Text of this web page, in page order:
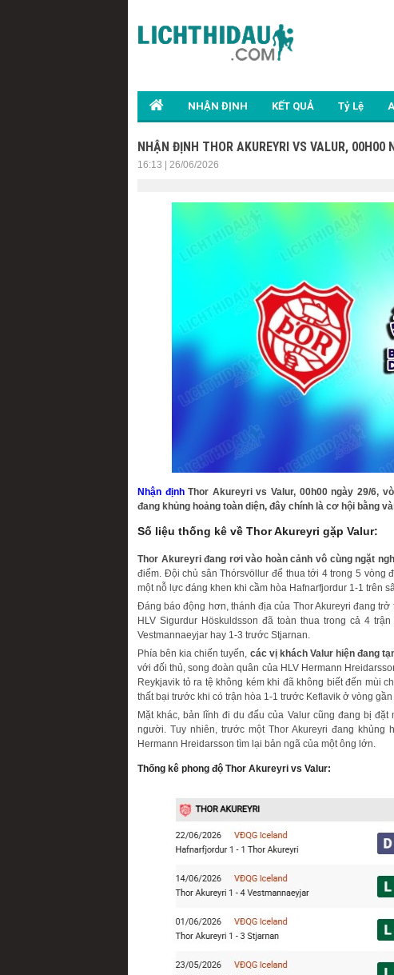
NHẬN ĐỊNH KẾT QUẢ Tỷ Lệ
NHẬN ĐỊNH THOR AKUREYRI VS VALUR, 00H00
16:13 | 26/06/2026
Nhận địnhThor Akureyri vs Valur, 00h00 ngày 29/6,
đang khủng hoảng toàn diện, đây chính là cơ hội bằng
Số liệu thống kê về Thor Akureyri gặp Valur:
Thor Akureyri đang rơi vào hoàn cảnh vô cùng ngặt
điểm. Đội chủ sân Thórsvöllur để thua tới 4 trong 5 vòng
một nỗ lực đáng khen khi cầm hòa Hafnarfjordur 1-1 trên
Đáng báo động hơn, thánh địa của Thor Akureyri đang
HLV Sigurdur Höskuldsson đã toàn thua trong cả 4
Vestmannaeyjar hay 1-3 trước Stjarnan.
Phía bên kia chiến tuyến, các vị khách Valur hiện đang
với đối thủ, song đoàn quân của HLV Hermann
Reykjavik tỏ ra tệ không kém khi đã không biết đến mùi
thất bại trước khi có trận hòa 1-1 trước Keflavik ở vòng gần
Mặt khác, bản lĩnh đi du đấu của Valur cũng đang bị
người. Tuy nhiên, trước một Thor Akureyri đang
Hermann Hreidarsson tìm lại bản ngã của một ông lớn.
Thống kê phong độ Thor Akureyri vs Valur: